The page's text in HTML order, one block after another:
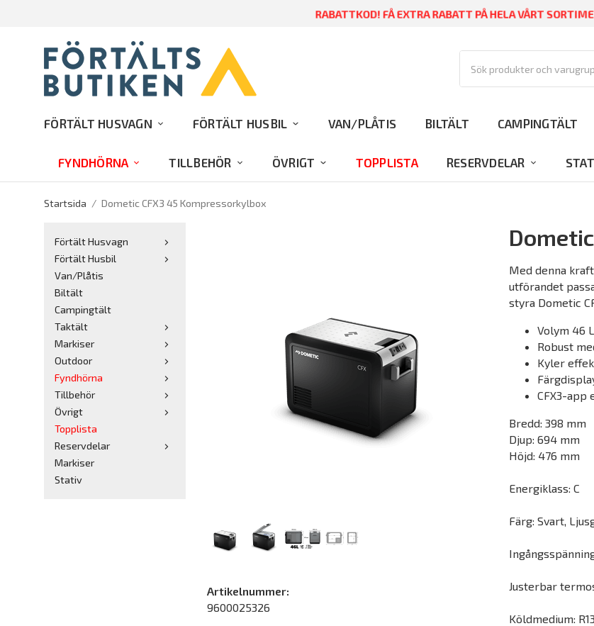
RABATTKOD! FÅ EXTRA RABATT PÅ HELA VÅRT
FÖRTÄLT HUSVAGN FÖRTÄLT HUSBIL VAN/PLÅTIS BILTÄLT CAMPINGTÄLT
FYNDHÖRNA TILLBEHÖR ÖVRIGT TOPPLISTA RESERVDELAR
Startsida / Dometic CFX3 45 Kompressorkylbox
Förtält Husvagn
Förtält Husbil
Van/Plåtis
Biltält
Campingtält
Taktält
Markiser
Outdoor
Fyndhörna
Tillbehör
Övrigt
Topplista
Reservdelar
Markiser
Stativ
Med denna
utförandet
styra Dometic
Volym 46 L
Robust
Kyler
CFX3-
Bredd: 398 mm
Djup: 694 mm
Höjd: 476 mm
Energiklass: C
Färg: Svart,
Justerbar
Köldmedium:
Artikelnummer:
9600025326